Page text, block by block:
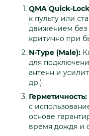
QMA Quick-
к пульту или
движением без
критично при
N-Type (Male):
для
антенн и
др.).
Герметичность:
с
основе
время дождя и